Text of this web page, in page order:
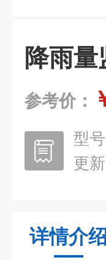
降雨
参考价：
型号
更
详情介